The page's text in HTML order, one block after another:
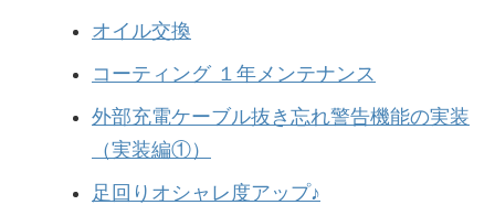
オイル交換
コーティング １年メンテナンス
外部充電ケーブル抜き忘れ警告機能の実装
（実装編①）
足回りオシャレ度アップ♪